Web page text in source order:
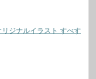
ジナルイラスト すべす